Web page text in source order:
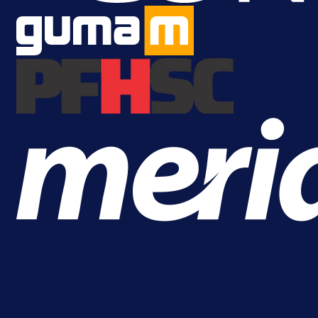
njemačka kluba krenula po bh.
reprezentativca!
1 dan 12 h